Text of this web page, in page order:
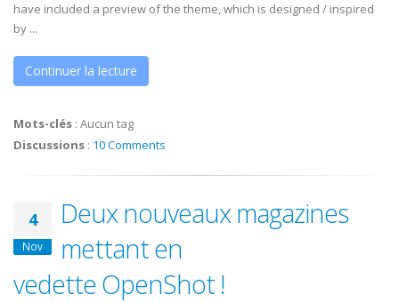
have included a preview of the theme, which is designed / inspired
by ...
Continuer la lecture
Mots-clés : Aucun tag
Discussions : 10 Comments
4
Nov
Deux nouveaux magazines
mettant en
vedette OpenShot !